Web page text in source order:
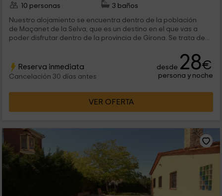
10 personas
3 baños
Nuestro alojamiento se encuentra dentro de la población
de Maçanet de la Selva, que es un destino en el que vas a
poder disfrutar dentro de la provincia de Girona. Se trata de...
Reserva inmediata
Cancelación 30 días antes
desde 28€
persona y noche
VER OFERTA